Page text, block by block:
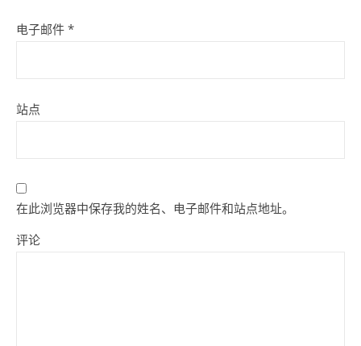
电子邮件 *
站点
在此浏览器中保存我的姓名、电子邮件和站点地址。
评论